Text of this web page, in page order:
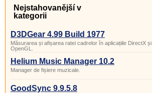
Nejstahovanější v
kategorii
D3DGear 4.99 Build 1977
Măsurarea și afișarea ratei cadrelor în aplicațiile DirectX și
OpenGL.
Helium Music Manager 10.2
Manager de fișiere muzicale.
GoodSync 9.9.5.8